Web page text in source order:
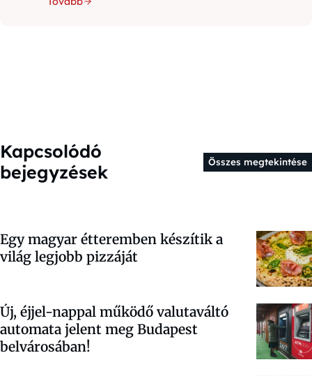
Kapcsolódó
bejegyzések
Összes megtekintése
Egy magyar étteremben készítik a
világ legjobb pizzáját
Új, éjjel-nappal működő valutaváltó
automata jelent meg Budapest
belvárosában!